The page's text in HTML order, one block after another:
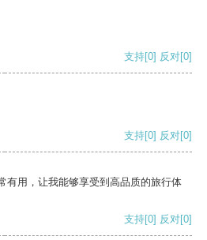
支持[0] 反对[0]
支持[0] 反对[0]
有用，让我能够享受到高品质的旅行体
支持[0] 反对[0]